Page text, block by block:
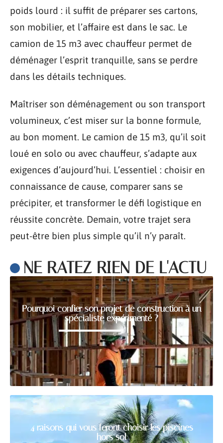
poids lourd : il suffit de préparer ses cartons,
son mobilier, et l’affaire est dans le sac. Le
camion de 15 m3 avec chauffeur permet de
déménager l’esprit tranquille, sans se perdre
dans les détails techniques.
Maîtriser son déménagement ou son transport
volumineux, c’est miser sur la bonne formule,
au bon moment. Le camion de 15 m3, qu’il soit
loué en solo ou avec chauffeur, s’adapte aux
exigences d’aujourd’hui. L’essentiel : choisir en
connaissance de cause, comparer sans se
précipiter, et transformer le défi logistique en
réussite concrète. Demain, votre trajet sera
peut-être bien plus simple qu’il n’y paraît.
NE RATEZ RIEN DE L'ACTU
Pourquoi confier son projet de construction à un
spécialiste expérimenté ?
4 raisons qui vous feront choisir les piscines
hors sol